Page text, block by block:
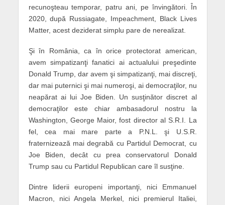
recunoşteau temporar, patru ani, pe învingători. În
2020, după Russiagate, Impeachment, Black Lives
Matter, acest deziderat simplu pare de nerealizat.
Şi în România, ca în orice protectorat american,
avem simpatizanţi fanatici ai actualului preşedinte
Donald Trump, dar avem şi simpatizanţi, mai discreţi,
dar mai puternici şi mai numeroşi, ai democraţilor, nu
neapărat ai lui Joe Biden. Un susţinător discret al
democraţilor este chiar ambasadorul nostru la
Washington, George Maior, fost director al S.R.I. La
fel, cea mai mare parte a P.N.L. şi U.S.R.
fraternizează mai degrabă cu Partidul Democrat, cu
Joe Biden, decât cu prea conservatorul Donald
Trump sau cu Partidul Republican care îl susţine.
Dintre liderii europeni importanţi, nici Emmanuel
Macron, nici Angela Merkel, nici premierul Italiei,